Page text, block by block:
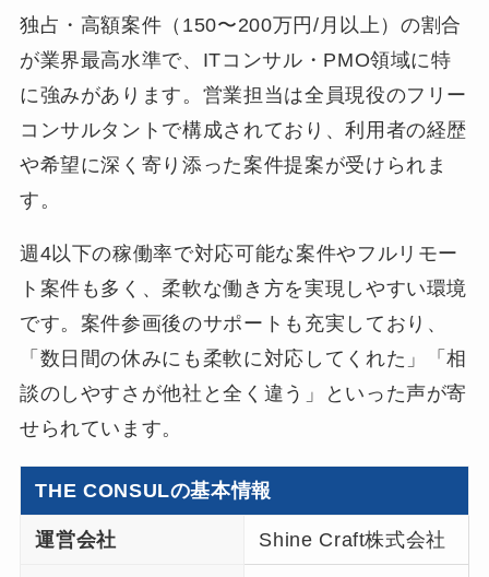
独占・高額案件（150〜200万円/月以上）の割合
が業界最高水準で、ITコンサル・PMO領域に特
に強みがあります。営業担当は全員現役のフリー
コンサルタントで構成されており、利用者の経歴
や希望に深く寄り添った案件提案が受けられま
す。
週4以下の稼働率で対応可能な案件やフルリモー
ト案件も多く、柔軟な働き方を実現しやすい環境
です。案件参画後のサポートも充実しており、
「数日間の休みにも柔軟に対応してくれた」「相
談のしやすさが他社と全く違う」といった声が寄
せられています。
THE CONSULの基本情報
運営会社 Shine Craft株式会社